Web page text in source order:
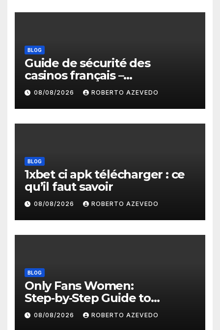
BLOG
Guide de sécurité des
casinos français –
protections, licences et
paiements fiables
08/08/2026 ROBERTO AZEVEDO
BLOG
1xbet ci apk télécharger : ce
qu’il faut savoir
08/08/2026 ROBERTO AZEVEDO
BLOG
Only Fans Women:
Step‑by‑Step Guide to
Secure, Private Access and
Premium Experience
08/08/2026 ROBERTO AZEVEDO